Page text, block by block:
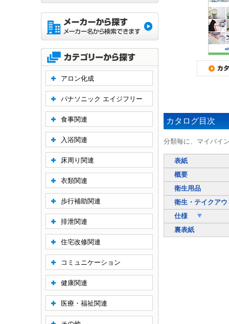
カタログ目次
分類毎に、マイバイ
表紙
概要
衛生用品
衛生・テイクアウ
仕様
裏表紙
アロン化成
パナソニック エイジフリー
食事関連
入浴関連
床周り関連
衣類関連
歩行補助関連
排泄関連
住宅改修関連
コミュニケーション
健康関連
医療・福祉関連